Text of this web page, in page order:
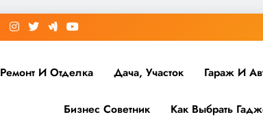
Ремонт И Отделка Дача, Участок Гараж И
Бизнес Советник Как Выбрать